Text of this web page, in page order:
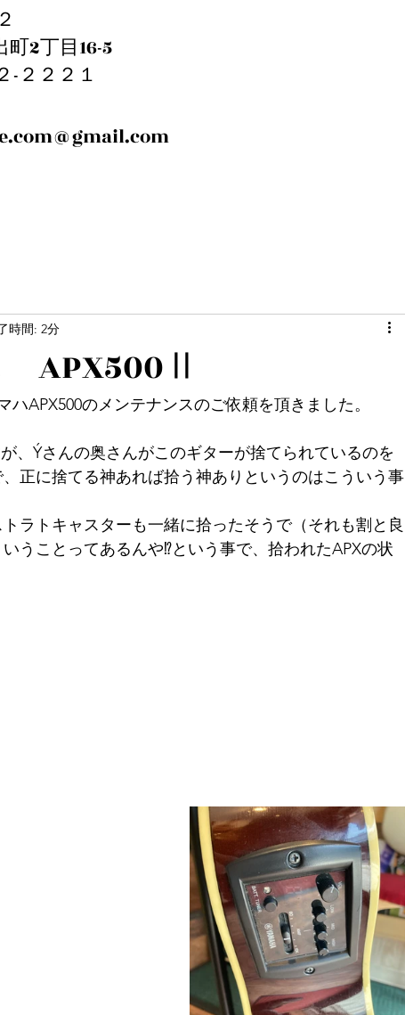
2丁目16-5
-２２２１
APX500Ⅱ
時間: 2分
APX500のメンテナンスのご依頼を頂きました。
、Ýさんの奥さんがこのギターが捨てられているのを
正に捨てる神あれば拾う神ありというのはこういう事
ラトキャスターも一緒に拾ったそうで（それも割と良
うことってあるんや⁉という事で、拾われたAPXの状